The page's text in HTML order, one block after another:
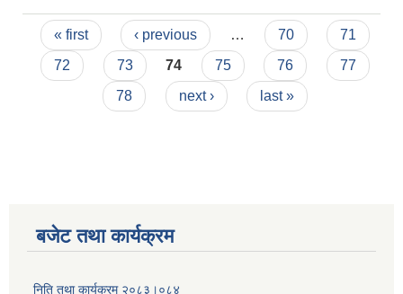
Pages
« first ‹ previous … 70
71
72
73 74 75 76
77
78
next › last »
बजेट तथा कार्यक्रम
निति तथा कार्यक्रम २०८३।०८४